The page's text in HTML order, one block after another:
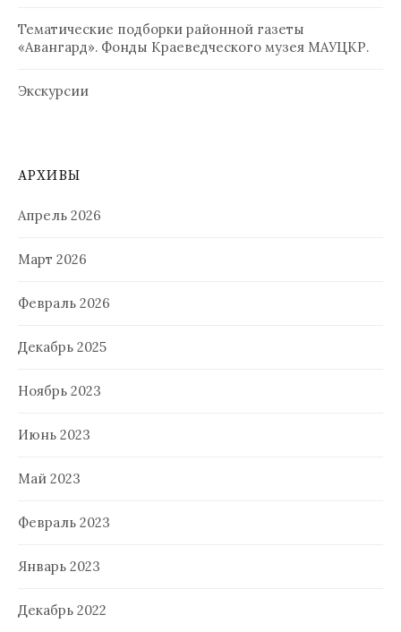
Тематические подборки районной газеты
«Авангард». Фонды Краеведческого музея МАУЦКР.
Экскурсии
АРХИВЫ
Апрель 2026
Март 2026
Февраль 2026
Декабрь 2025
Ноябрь 2023
Июнь 2023
Май 2023
Февраль 2023
Январь 2023
Декабрь 2022